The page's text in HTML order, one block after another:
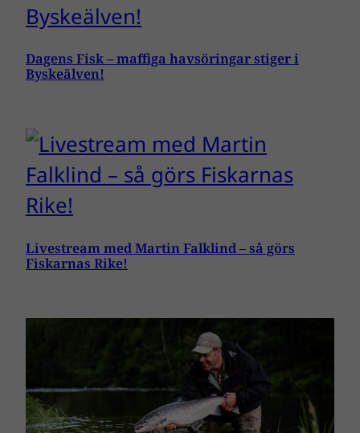
Dagens Fisk – maffiga havsöringar stiger i
Byskeälven!
Livestream med Martin Falklind – så görs
Fiskarnas Rike!